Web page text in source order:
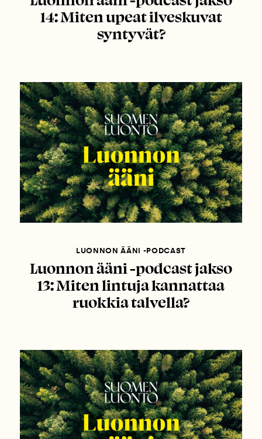
14: Miten upeat ilveskuvat
syntyvät?
LUONNON ÄÄNI -PODCAST
Luonnon ääni -podcast jakso
13: Miten lintuja kannattaa
ruokkia talvella?